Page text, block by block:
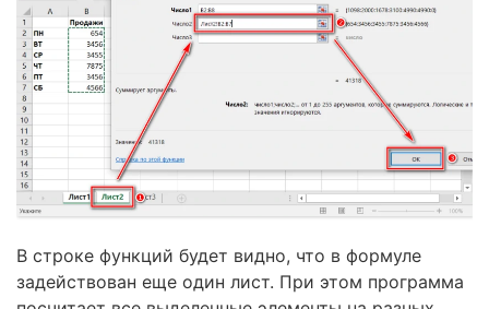
В строке функций будет видно, что в формуле
задействован еще один лист. При этом программа